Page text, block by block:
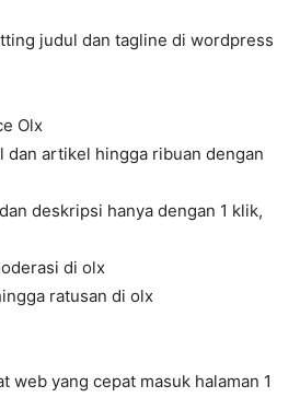
judul dan tagline di wordpress
Olx
dan artikel hingga ribuan dengan
deskripsi hanya dengan 1 klik,
di olx
ratusan di olx
web yang cepat masuk halaman 1